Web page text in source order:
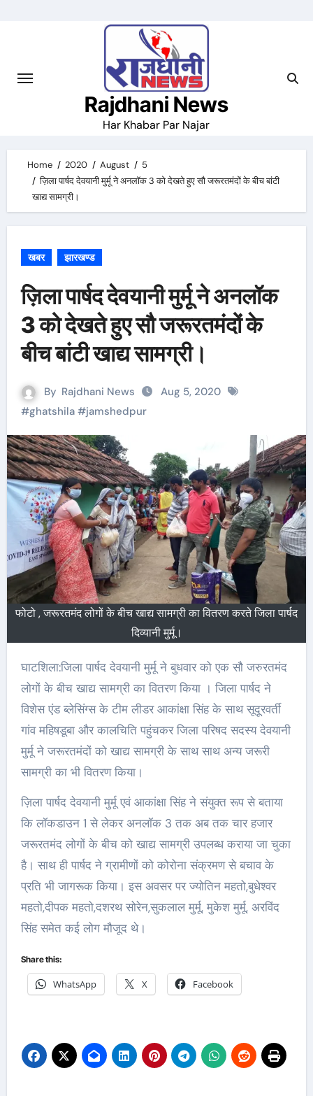
Rajdhani News
Har Khabar Par Najar
Home 2020 August
5
ज़िला पार्षद देवयानी मुर्मू ने अनलॉक 3 को देखते हुए सौ जरूरतमंदों के बीच बांटी
खाद्य सामग्री।
खबर झारखण्ड
ज़िला पार्षद देवयानी मुर्मू ने अनलॉक
3 को देखते हुए सौ जरूरतमंदों के
बीच बांटी खाद्य सामग्री।
By Rajdhani News
Aug 5, 2020
#ghatshila#jamshedpur
फोटो , जरूरतमंद लोगों के बीच खाद्य सामग्री का वितरण करते जिला पार्षद
दिव्यानी मुर्मू।
घाटशिला:जिला पार्षद देवयानी मुर्मू ने बुधवार को एक सौ जरुरतमंद
लोगों के बीच खाद्य सामग्री का वितरण किया । जिला पार्षद ने
विशेस एंड ब्लेसिंग्स के टीम लीडर आकांक्षा सिंह के साथ सूदूरवर्ती
गांव महिषडूबा और कालचिति पहुंचकर जिला परिषद सदस्य देवयानी
मुर्मू ने जरूरतमंदों को खाद्य सामग्री के साथ साथ अन्य जरूरी
सामग्री का भी वितरण किया।
ज़िला पार्षद देवयानी मुर्मू एवं आकांक्षा सिंह ने संयुक्त रूप से बताया
कि लॉकडाउन 1 से लेकर अनलॉक 3 तक अब तक चार हजार
जरूरतमंद लोगों के बीच को खाद्य सामग्री उपलब्ध कराया जा चुका
है। साथ ही पार्षद ने ग्रामीणों को कोरोना संक्रमण से बचाव के
प्रति भी जागरूक किया। इस अवसर पर ज्योतिन महतो,बुधेश्वर
महतो,दीपक महतो,दशरथ सोरेन,सुकलाल मुर्मू, मुकेश मुर्मू, अरविंद
सिंह समेत कई लोग मौजूद थे।
Share this:
WhatsApp X Facebook